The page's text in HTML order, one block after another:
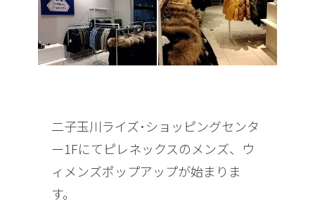
二子玉川ライズ･ショッピングセンタ
ー1Fにてピレネックスのメンズ、ウ
ィメンズポップアップが始まりま
す。